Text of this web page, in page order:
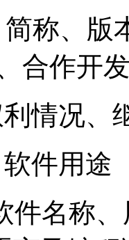
称、版
合作开
情况、
件用途
件名称